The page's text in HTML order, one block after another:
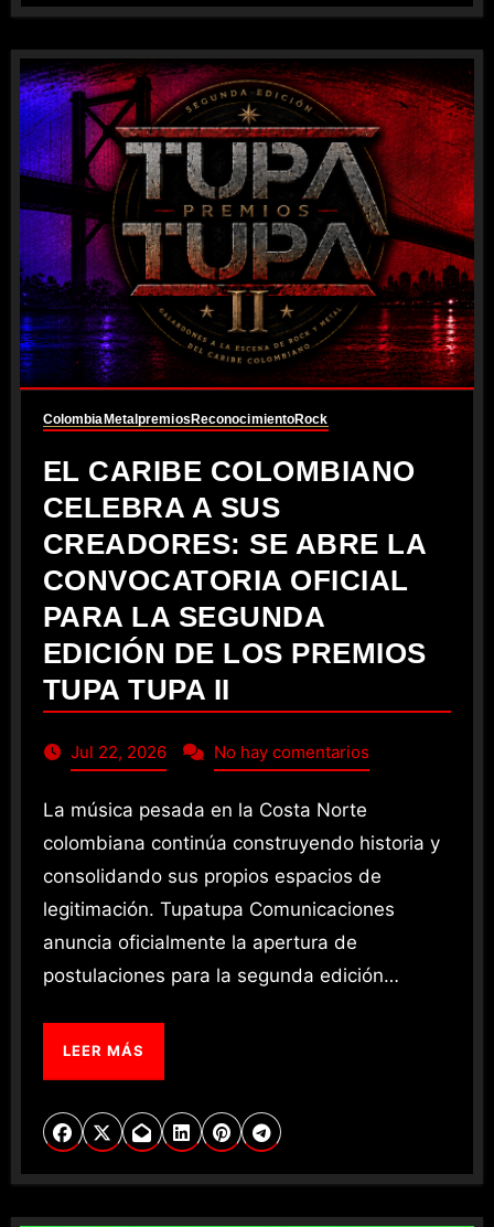
Colombia Metalpremios ReconocimientoRock
EL CARIBE COLOMBIANO
CELEBRA A SUS
CREADORES: SE ABRE LA
CONVOCATORIA OFICIAL
PARA LA SEGUNDA
EDICIÓN DE LOS PREMIOS
TUPA TUPA II
Jul 22, 2026 No hay comentarios
La música pesada en la Costa Norte
colombiana continúa construyendo historia y
consolidando sus propios espacios de
legitimación. Tupatupa Comunicaciones
anuncia oficialmente la apertura de
postulaciones para la segunda edición…
LEER MÁS